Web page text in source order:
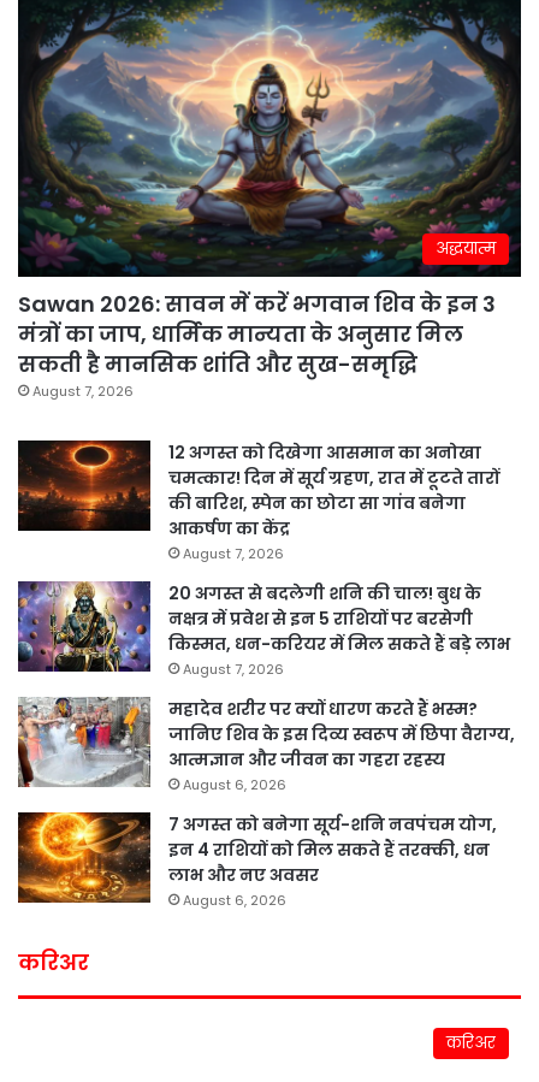
अद्धयात्म
Sawan 2026: सावन में करें भगवान शिव के इन 3
मंत्रों का जाप, धार्मिक मान्यता के अनुसार मिल
सकती है मानसिक शांति और सुख-समृद्धि
August 7, 2026
12 अगस्त को दिखेगा आसमान का अनोखा
चमत्कार! दिन में सूर्य ग्रहण, रात में टूटते तारों
की बारिश, स्पेन का छोटा सा गांव बनेगा
आकर्षण का केंद्र
August 7, 2026
20 अगस्त से बदलेगी शनि की चाल! बुध के
नक्षत्र में प्रवेश से इन 5 राशियों पर बरसेगी
किस्मत, धन-करियर में मिल सकते हैं बड़े लाभ
August 7, 2026
महादेव शरीर पर क्यों धारण करते हैं भस्म?
जानिए शिव के इस दिव्य स्वरूप में छिपा वैराग्य,
आत्मज्ञान और जीवन का गहरा रहस्य
August 6, 2026
7 अगस्त को बनेगा सूर्य-शनि नवपंचम योग,
इन 4 राशियों को मिल सकते हैं तरक्की, धन
लाभ और नए अवसर
August 6, 2026
करिअर
करिअर